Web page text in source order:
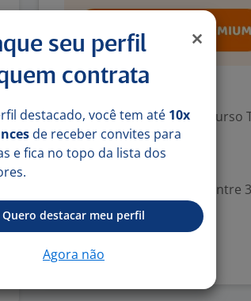
Exigências
Escolaridade Mínima: Curso
Valorizado
Experiência desejada: Entre
Denunciar vaga
seu perfil
contrata
destacado, você tem até 10x
de receber convites para
e fica no topo da lista dos
Quero destacar meu perfil
Agora não